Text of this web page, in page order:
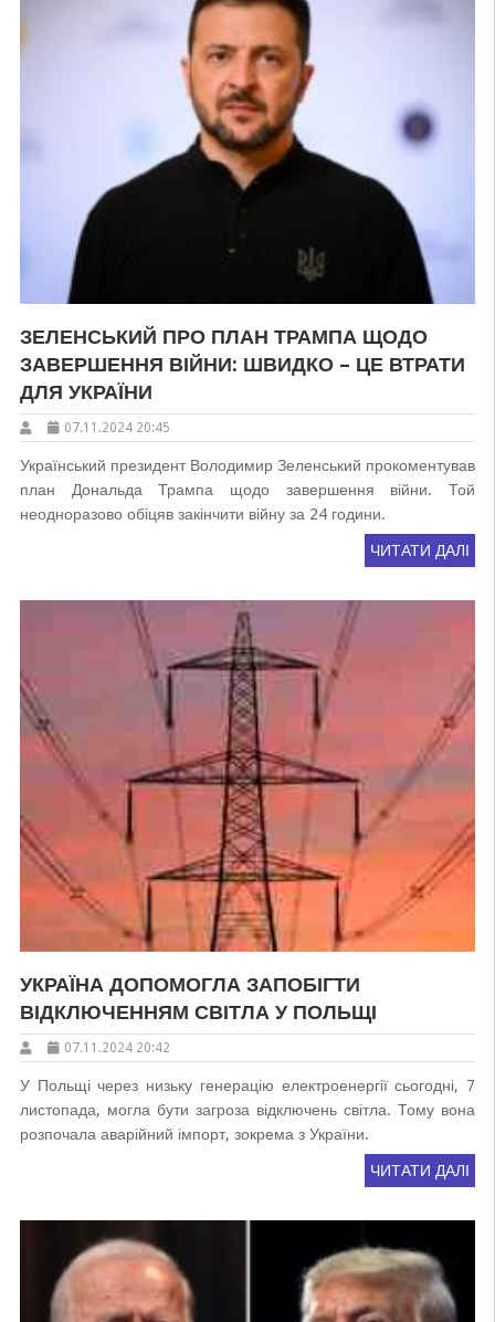
ЗЕЛЕНСЬКИЙ ПРО ПЛАН ТРАМПА ЩОДО
ЗАВЕРШЕННЯ ВІЙНИ: ШВИДКО – ЦЕ ВТРАТИ
ДЛЯ УКРАЇНИ
07.11.2024 20:45
Український президент Володимир Зеленський прокоментував
план Дональда Трампа щодо завершення війни. Той
неодноразово обіцяв закінчити війну за 24 години.
ЧИТАТИ ДАЛІ
УКРАЇНА ДОПОМОГЛА ЗАПОБІГТИ
ВІДКЛЮЧЕННЯМ СВІТЛА У ПОЛЬЩІ
07.11.2024 20:42
У Польщі через низьку генерацію електроенергії сьогодні, 7
листопада, могла бути загроза відключень світла. Тому вона
розпочала аварійний імпорт, зокрема з України.
ЧИТАТИ ДАЛІ